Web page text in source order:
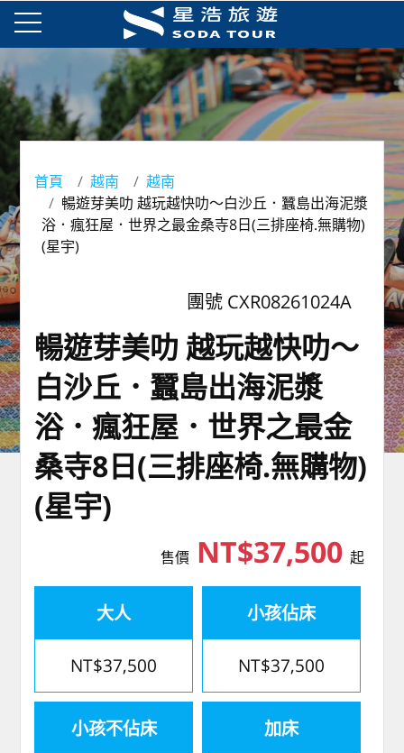
首頁 越南
越南
暢遊芽美叻 越玩越快叻～白沙丘．蠶島出海泥漿
浴．瘋狂屋．世界之最金桑寺8日(三排座椅.無購物)
(星宇)
團號 CXR08261024A
暢遊芽美叻 越玩越快叻～
白沙丘．蠶島出海泥漿
浴．瘋狂屋．世界之最金
桑寺8日(三排座椅.無購物)
(星宇)
售價NT$37,500 起
大人
NT$37,500
小孩佔床
NT$37,500
小孩不佔床 加床